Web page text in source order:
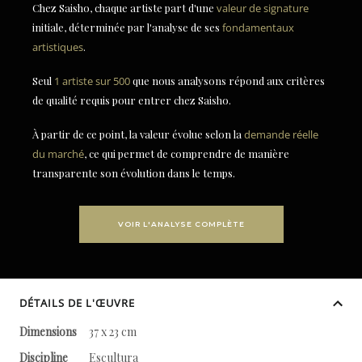
Chez Saisho, chaque artiste part d'une valeur de signature
initiale, déterminée par l'analyse de ses fondamentaux
artistiques.
Seul 1 artiste sur 500que nous analysons répond aux critères
de qualité requis pour entrer chez Saisho.
À partir de ce point, la valeur évolue selon la demande réelle
du marché, ce qui permet de comprendre de manière
transparente son évolution dans le temps.
VOIR L'ANALYSE COMPLÈTE
DÉTAILS DE L'ŒUVRE
Dimensions
37 x 23 cm
Discipline
Escultura